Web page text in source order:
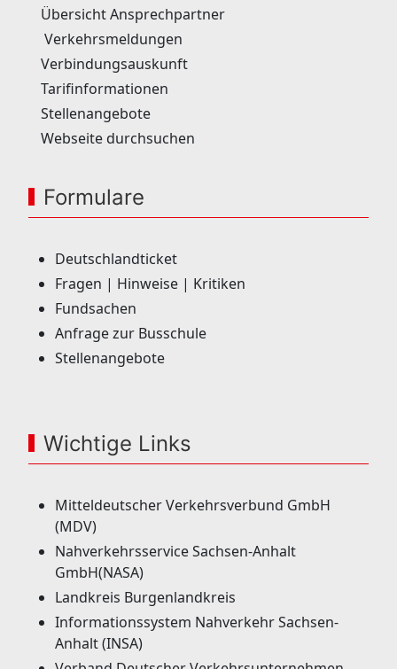
Übersicht Ansprechpartner
Verkehrsmeldungen
Verbindungsauskunft
Tarifinformationen
Stellenangebote
Webseite durchsuchen
Formulare
Deutschlandticket
Fragen | Hinweise | Kritiken
Fundsachen
Anfrage zur Busschule
Stellenangebote
Wichtige Links
Mitteldeutscher Verkehrsverbund GmbH
(MDV)
Nahverkehrsservice Sachsen-Anhalt
GmbH(NASA)
Landkreis Burgenlandkreis
Informationssystem Nahverkehr Sachsen-
Anhalt (INSA)